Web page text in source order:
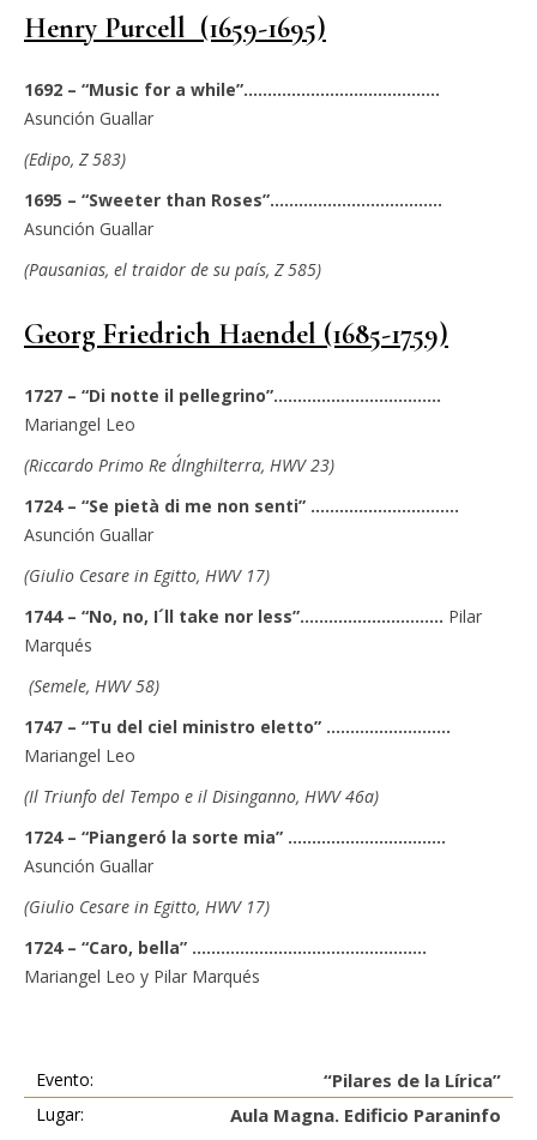
Henry Purcell ​ (1659-1695)
1692 – “Music for a while”…….…………………………….
Asunción Guallar
(Edipo, Z 583)
1695 – “Sweeter than Roses”……..……………………….
Asunción Guallar
(Pausanias, el traidor de su país, Z 585)
Georg Friedrich Haendel (1685-1759)
1727 – “Di notte il pellegrino”……………………….…….
Mariangel Leo
(Riccardo Primo Re d´Inghilterra, HWV 23)
1724 – “Se pietà di me non senti” …….……………………
Asunción Guallar
(Giulio Cesare in Egitto, HWV 17)
1744 – “No, no, I´ll take nor less”………..………………. Pilar
Marqués
(Semele, HWV 58)
1747 – “Tu del ciel ministro eletto” …….……………….
Mariangel Leo
(Il Triunfo del Tempo e il Disinganno, HWV 46a)
1724 – “Piangeró la sorte mia” ………………………..….
Asunción Guallar
(Giulio Cesare in Egitto, HWV 17)
1724 – “Caro, bella” ………………………………………….
Mariangel Leo y Pilar Marqués
Evento: “Pilares de la Lírica”
Lugar:
Aula Magna. Edificio Paraninfo